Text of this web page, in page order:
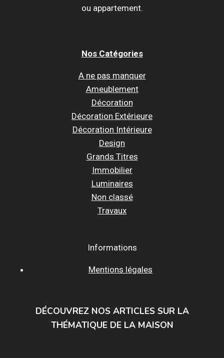
ou appartement.
Nos Catégories
A ne pas manquer
Ameublement
Décoration
Décoration Extérieure
Décoration Intérieure
Design
Grands Titres
Immobilier
Luminaires
Non classé
Travaux
Informations
Mentions légales
DÉCOUVREZ NOS ARTICLES SUR LA
THÉMATIQUE DE LA MAISON